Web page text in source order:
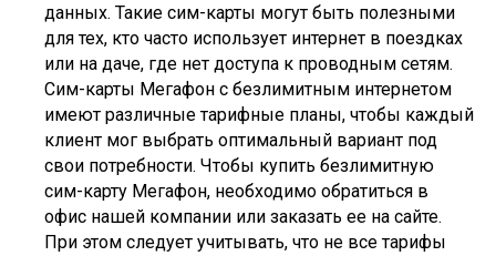
данных. Такие сим-карты могут быть полезными
для тех, кто часто использует интернет в поездках
или на даче, где нет доступа к проводным сетям.
Сим-карты Мегафон с безлимитным интернетом
имеют различные тарифные планы, чтобы каждый
клиент мог выбрать оптимальный вариант под
свои потребности. Чтобы купить безлимитную
сим-карту Мегафон, необходимо обратиться в
офис нашей компании или заказать ее на сайте.
При этом следует учитывать, что не все тарифы